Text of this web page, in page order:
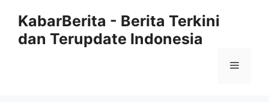
KabarBerita - Berita Terkini
dan Terupdate Indonesia
Menu